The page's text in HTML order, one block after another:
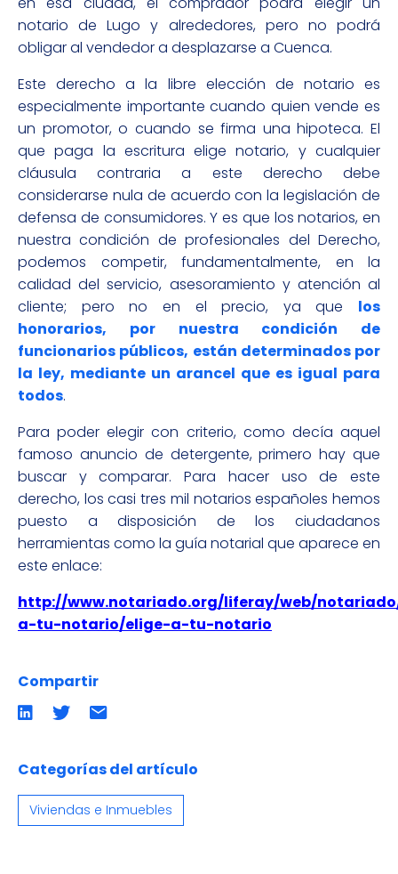
notario de Lugo y alrededores, pero no podrá
obligar al vendedor a desplazarse a Cuenca.
Este derecho a la libre elección de notario es
especialmente importante cuando quien vende es
un promotor, o cuando se firma una hipoteca. El
que paga la escritura elige notario, y cualquier
cláusula contraria a este derecho debe
considerarse nula de acuerdo con la legislación de
defensa de consumidores. Y es que los notarios, en
nuestra condición de profesionales del Derecho,
podemos competir, fundamentalmente, en la
calidad del servicio, asesoramiento y atención al
cliente; pero no en el precio, ya que los
honorarios, por nuestra condición de
funcionarios públicos, están determinados por
la ley, mediante un arancel que es igual para
todos.
Para poder elegir con criterio, como decía aquel
famoso anuncio de detergente, primero hay que
buscar y comparar. Para hacer uso de este
derecho, los casi tres mil notarios españoles hemos
puesto a disposición de los ciudadanos
herramientas como la guía notarial que aparece en
este enlace:
http://www.notariado.org/liferay/web/
a-tu-notario/elige-a-tu-notario
Compartir
Compartir
en
Compartir
en
Compartir
por
email
Categorías del artículo
Viviendas e Inmuebles